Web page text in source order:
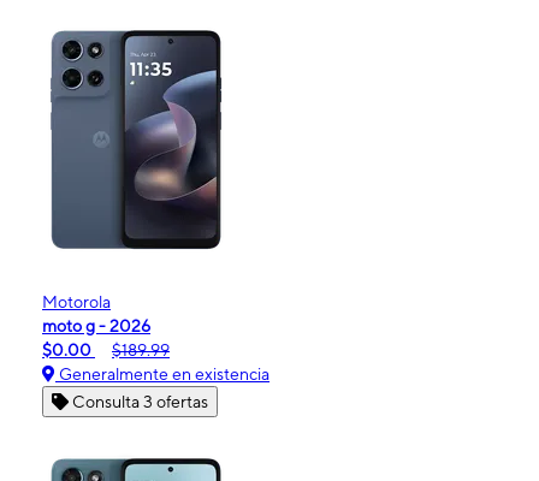
Motorola
moto g - 2026
$0.00
$189.99
Generalmente en existencia
Consulta 3 ofertas